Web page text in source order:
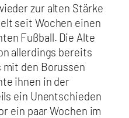
zur alten Stärke
seit Wochen einen
Fußball. Die Alte
allerdings bereits
mit den Borussen
ihnen in der
ein Unentschieden
ein paar Wochen im